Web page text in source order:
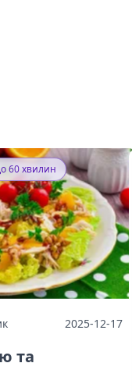
60 хвилин
2025-12-17
та